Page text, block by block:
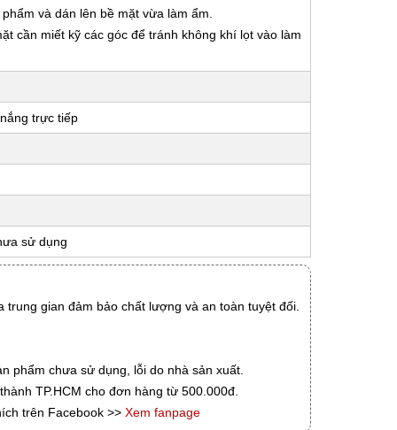
và dán lên bề mặt vừa làm ẩm.
cần miết kỹ các góc để tránh không khí lọt vào làm
trực tiếp
sử dụng
trung gian đảm bảo chất lượng và an toàn tuyệt đối.
phẩm chưa sử dụng, lỗi do nhà sản xuất.
TP.HCM cho đơn hàng từ 500.000đ.
trên Facebook >> Xem fanpage